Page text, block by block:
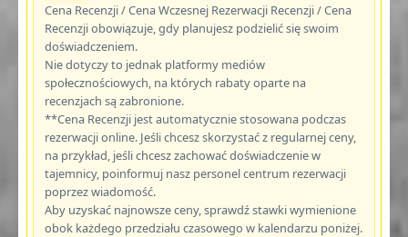
Cena Recenzji / Cena Wczesnej Rezerwacji Recenzji / Cena
Recenzji obowiązuje, gdy planujesz podzielić się swoim
doświadczeniem.
Nie dotyczy to jednak platformy mediów
społecznościowych, na których rabaty oparte na
recenzjach są zabronione.
**Cena Recenzji jest automatycznie stosowana podczas
rezerwacji online. Jeśli chcesz skorzystać z regularnej ceny,
na przykład, jeśli chcesz zachować doświadczenie w
tajemnicy, poinformuj nasz personel centrum rezerwacji
poprzez wiadomość.
Aby uzyskać najnowsze ceny, sprawdź stawki wymienione
obok każdego przedziału czasowego w kalendarzu poniżej.